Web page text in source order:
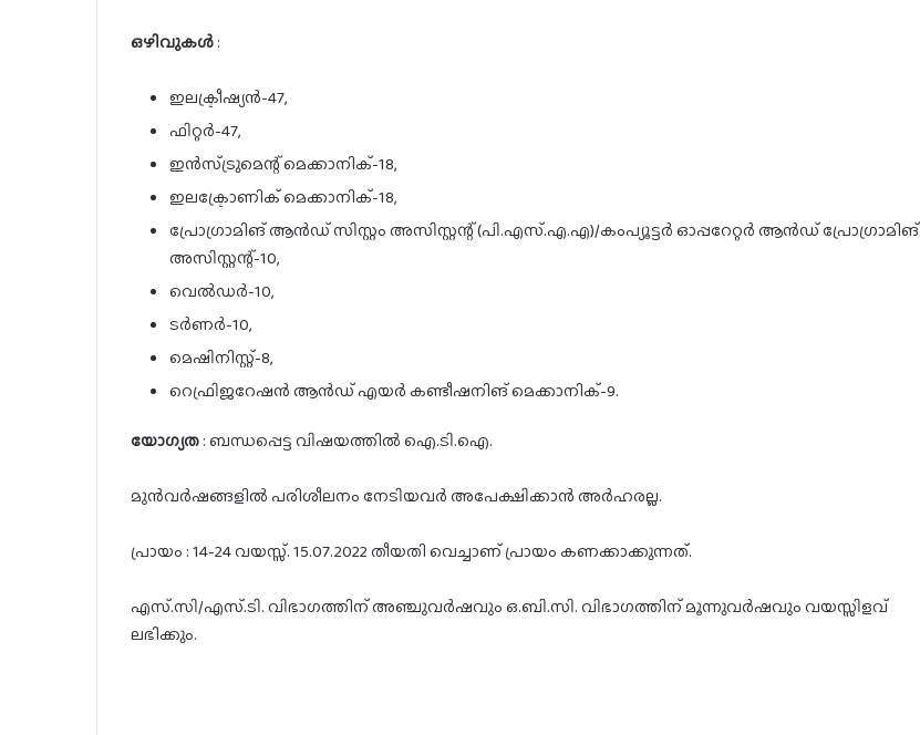
ഒഴിവുകൾ:
ഇലക്ട്രീഷ്യൻ-47,
ഫിറ്റർ-47,
ഇൻസ്ട്രുമെന്റ് മെക്കാനിക്-18,
ഇലക്ട്രോണിക് മെക്കാനിക്-18,
പ്രോഗ്രാമിങ് ആൻഡ് സിസ്റ്റം അസിസ്റ്റന്റ് (പി.എസ്.എ.എ)/കംപ്യൂട്ടർ ഓപ്പറേറ്റർ ആൻഡ് പ്രോഗ്രാമിങ്
അസിസ്റ്റന്റ്-10,
വെൽഡർ-10,
ടർണർ-10,
മെഷിനിസ്റ്റ്-8,
റെഫ്രിജറേഷൻ ആൻഡ് എയർ കണ്ടീഷനിങ് മെക്കാനിക്-9.
യോഗ്യത: ബന്ധപ്പെട്ട വിഷയത്തിൽ ഐ.ടി.ഐ.
മുൻവർഷങ്ങളിൽ പരിശീലനം നേടിയവർ അപേക്ഷിക്കാൻ അർഹരല്ല.
പ്രായം : 14-24 വയസ്സ്. 15.07.2022 തീയതി വെച്ചാണ് പ്രായം കണക്കാക്കുന്നത്.
എസ്.സി/എസ്.ടി. വിഭാഗത്തിന് അഞ്ചുവർഷവും ഒ.ബി.സി. വിഭാഗത്തിന് മൂന്നുവർഷവും വയസ്സിളവ്
ലഭിക്കും.